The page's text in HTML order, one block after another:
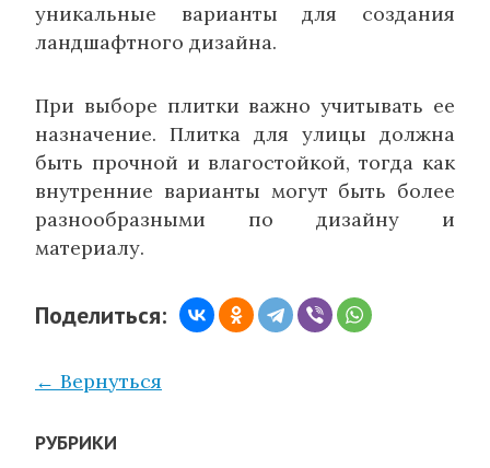
уникальные варианты для создания
ландшафтного дизайна.
При выборе плитки важно учитывать ее
назначение. Плитка для улицы должна
быть прочной и влагостойкой, тогда как
внутренние варианты могут быть более
разнообразными по дизайну и
материалу.
Поделиться:
← Вернуться
РУБРИКИ